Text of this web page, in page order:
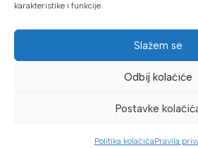
karakteristike i funkcije.
Slažem se
Odbij kolaćiće
Postavke
Politika kolačićaPravila
Općom uplatnicom, virmanom,
Gotovinom prilikom preuzimanja
Mikrofin do 18 rata
Copyright © 2026